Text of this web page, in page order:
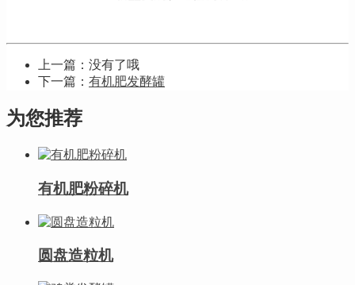
上一篇：没有了哦
下一篇： 有机肥发酵罐
为您推荐
有机肥粉碎机
圆盘造粒机